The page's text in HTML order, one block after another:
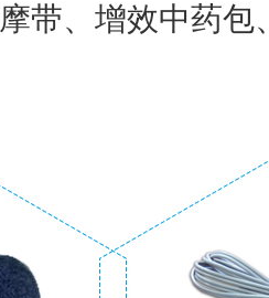
带、增效中药包